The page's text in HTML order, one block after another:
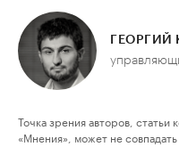
Точка зрения авторов, статьи
«Мнения», может не